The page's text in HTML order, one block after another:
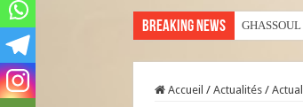
Breaking News
Accueil / Actualités /